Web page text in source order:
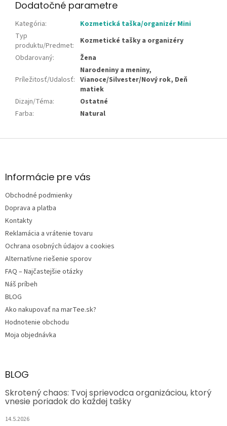
Dodatočné parametre
Kategória:
Kozmetická taška/organizér Mini
Typ
produktu/Predmet:
Kozmetické tašky a organizéry
Obdarovaný: Žena
Príležitosť/Udalosť:
Narodeniny a meniny,
Vianoce/Silvester/Nový rok, Deň
matiek
Dizajn/Téma:
Ostatné
Farba: Natural
Z
ä
e
Informácie pre vás
Obchodné podmienky
Doprava a platba
Kontakty
Reklamácia a vrátenie tovaru
Ochrana osobných údajov a cookies
Alternatívne riešenie sporov
FAQ – Najčastejšie otázky
Náš príbeh
BLOG
Ako nakupovať na marTee.sk?
Hodnotenie obchodu
Moja objednávka
BLOG
Skrotený chaos: Tvoj sprievodca organizáciou, ktorý
vnesie poriadok do každej tašky
14.5.2026